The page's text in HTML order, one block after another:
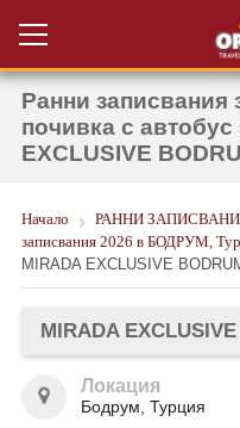
Вход за агенти
НОВА ГОДИНА
НОВА ГОДИНА
ПОЧИВКИ
ЕКЗОТИКА
Ранни записвания
почивка с
EXCLUSIVE
Начало РАННИ
записвания 2026 в БОДРУМ,
MIRADA EXCLUSIVE
MIRADA
Локация
Бодрум, Турция